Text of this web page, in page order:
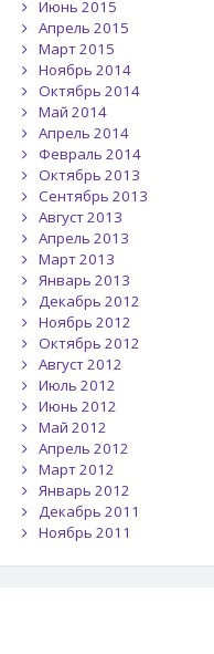
Июнь 2015
Апрель 2015
Март 2015
Ноябрь 2014
Октябрь 2014
Май 2014
Апрель 2014
Февраль 2014
Октябрь 2013
Сентябрь 2013
Август 2013
Апрель 2013
Март 2013
Январь 2013
Декабрь 2012
Ноябрь 2012
Октябрь 2012
Август 2012
Июль 2012
Июнь 2012
Май 2012
Апрель 2012
Март 2012
Январь 2012
Декабрь 2011
Ноябрь 2011